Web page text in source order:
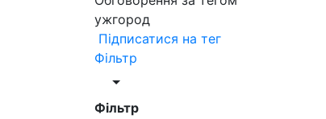
ужгород
Підписатися на тег
Фільтр
Фільтр